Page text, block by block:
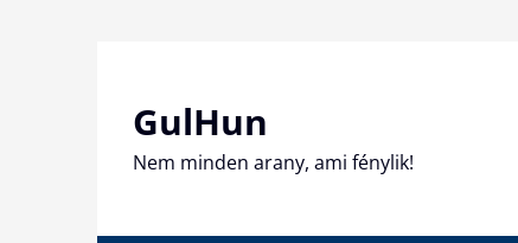
GulHun
Nem minden arany, ami fénylik!